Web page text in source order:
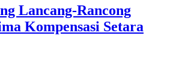
Lancang-Rancong
Kompensasi Setara